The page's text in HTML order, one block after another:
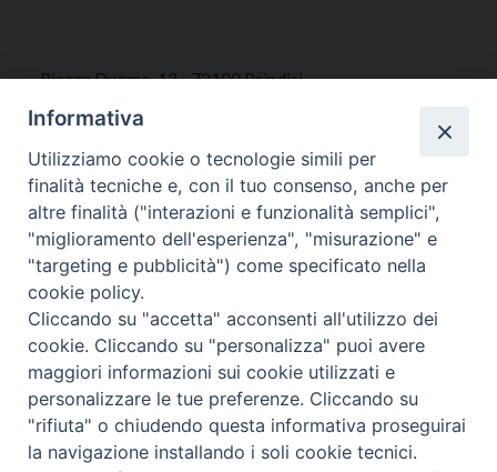
Piazza Duomo, 12 - 72100 Brindisi
Tel 0831.521958
Fax 0831.528315
Orari Curia
Mar. / Mer. / Giov. ore 9 - 13
nei mesi estivi solo Martedì ore 9 - 13
WebMail
Copyright © Arcidiocesi di Brindisi – Ostuni
Informativa
Utilizziamo cookie o tecnologie simili per
finalità tecniche e, con il tuo consenso, anche per
altre finalità ("interazioni e funzionalità semplici",
"miglioramento dell'esperienza", "misurazione" e
"targeting e pubblicità") come specificato nella
cookie policy.
Cliccando su "accetta" acconsenti all'utilizzo dei
cookie. Cliccando su "personalizza" puoi avere
maggiori informazioni sui cookie utilizzati e
personalizzare le tue preferenze. Cliccando su
"rifiuta" o chiudendo questa informativa proseguirai
la navigazione installando i soli cookie tecnici.